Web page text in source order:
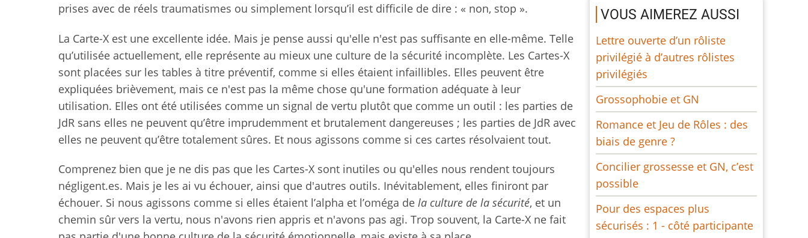
prises avec de réels traumatismes ou simplement lorsqu’il est difficile de dire : « non, stop ».
La Carte-X est une excellente idée. Mais je pense aussi qu'elle n'est pas suffisante en elle-même. Telle
qu’utilisée actuellement, elle représente au mieux une culture de la sécurité incomplète. Les Cartes-X
sont placées sur les tables à titre préventif, comme si elles étaient infaillibles. Elles peuvent être
expliquées brièvement, mais ce n'est pas la même chose qu'une formation adéquate à leur
utilisation. Elles ont été utilisées comme un signal de vertu plutôt que comme un outil : les parties de
JdR sans elles ne peuvent qu’être imprudemment et brutalement dangereuses ; les parties de JdR avec
elles ne peuvent qu’être totalement sûres. Et nous agissons comme si ces cartes résolvaient tout.
Comprenez bien que je ne dis pas que les Cartes-X sont inutiles ou qu'elles nous rendent toujours
négligent.es. Mais je les ai vu échouer, ainsi que d'autres outils. Inévitablement, elles finiront par
échouer. Si nous agissons comme si elles étaient l’alpha et l’oméga de la culture de la sécurité, et un
chemin sûr vers la vertu, nous n'avons rien appris et n'avons pas agi. Trop souvent, la Carte-X ne fait
VOUS AIMEREZ AUSSI
Lettre ouverte d’un rôliste
privilégié à d’autres rôlistes
privilégiés
Grossophobie et GN
Romance et Jeu de Rôles : des
biais de genre ?
Concilier grossesse et GN, c’est
possible
Pour des espaces plus
sécurisés : 1 - côté participante